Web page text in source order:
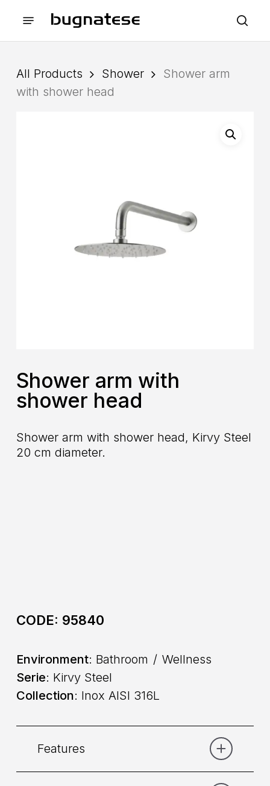
Menu
All Products Shower
Shower arm
with shower head
Shower arm with
shower head
Shower arm with shower head, Kirvy Steel
20 cm diameter.
CODE: 95840
Environment: Bathroom
Wellness
Serie: Kirvy Steel
Collection: Inox AISI 316L
Features